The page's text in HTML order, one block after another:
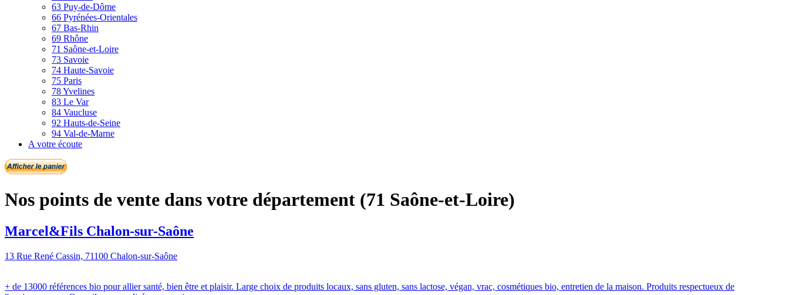
63 Puy-de-Dôme
66 Pyrénées-Orientales
67 Bas-Rhin
69 Rhône
71 Saône-et-Loire
73 Savoie
74 Haute-Savoie
75 Paris
78 Yvelines
83 Le Var
84 Vaucluse
92 Hauts-de-Seine
94 Val-de-Marne
A votre écoute
Nos points de vente dans votre département (71 Saône-et-Loire)
Marcel&Fils Chalon-sur-Saône
13 Rue René Cassin, 71100 Chalon-sur-Saône
+ de 13000 références bio pour allier santé, bien être et plaisir. Large choix de produits locaux, sans gluten, sans lactose, végan, vrac, cosmétiques bio, entretien de la maison. Produits respectueux de